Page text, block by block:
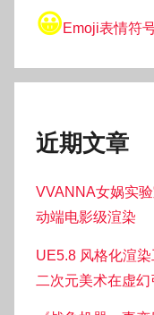
😀Emoji表情符
近期文章
VVANNA女娲实
动端电影级渲染
UE5.8 风格化渲
二次元美术在虚